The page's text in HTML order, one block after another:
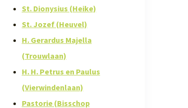
St. Dionysius (Heike)
St. Jozef (Heuvel)
H. Gerardus Majella
(Trouwlaan)
H. H. Petrus en Paulus
(Vierwindenlaan)
Pastorie (Bisschop